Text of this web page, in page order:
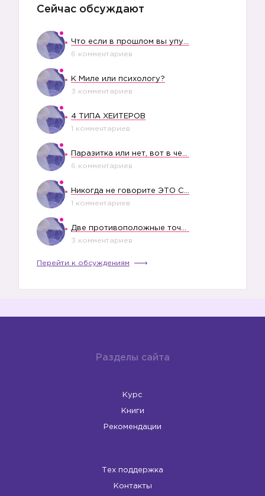
Сейчас обсуждают
6 комментариев
К Миле или психологу?
3 комментариев
4 ТИПА ХЕЙТЕРОВ
1 комментариев
6 комментариев
1 комментариев
3 комментариев
Перейти к обсуждениям
Разделы сайта
Курс
Книги
Рекомендации
Тех поддержка
Контакты